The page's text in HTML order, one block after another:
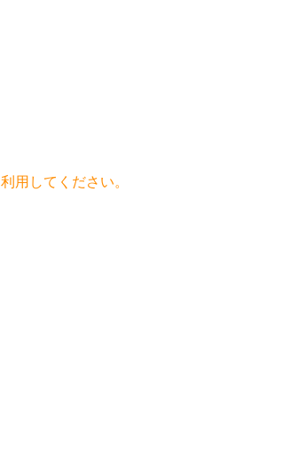
用してください。